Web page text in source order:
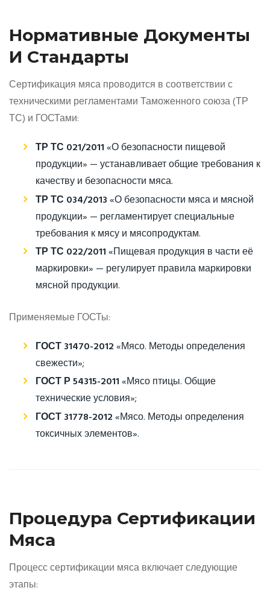
Нормативные Документы
И Стандарты
Сертификация мяса проводится в соответствии с
техническими регламентами Таможенного союза (ТР
ТС) и ГОСТами:
ТР ТС 021/2011«О безопасности пищевой
продукции» — устанавливает общие требования к
качеству и безопасности мяса.
ТР ТС 034/2013«О безопасности мяса и мясной
продукции» — регламентирует специальные
требования к мясу и мясопродуктам.
ТР ТС 022/2011«Пищевая продукция в части её
маркировки» — регулирует правила маркировки
мясной продукции.
Применяемые ГОСТы:
ГОСТ 31470-2012«Мясо. Методы определения
свежести»;
ГОСТ Р 54315-2011«Мясо птицы. Общие
технические условия»;
ГОСТ 31778-2012«Мясо. Методы определения
токсичных элементов».
Процедура Сертификации
Мяса
Процесс сертификации мяса включает следующие
этапы: